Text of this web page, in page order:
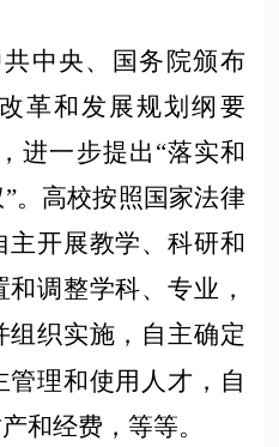
中央、国务院颁布
革和发展规划纲要
进一步提出“落实和
。高校按照 国家法律
开展教学、科研和
调整学科、专业，
组织实施，自主确定
理和使用人才，自
和经费，等等。